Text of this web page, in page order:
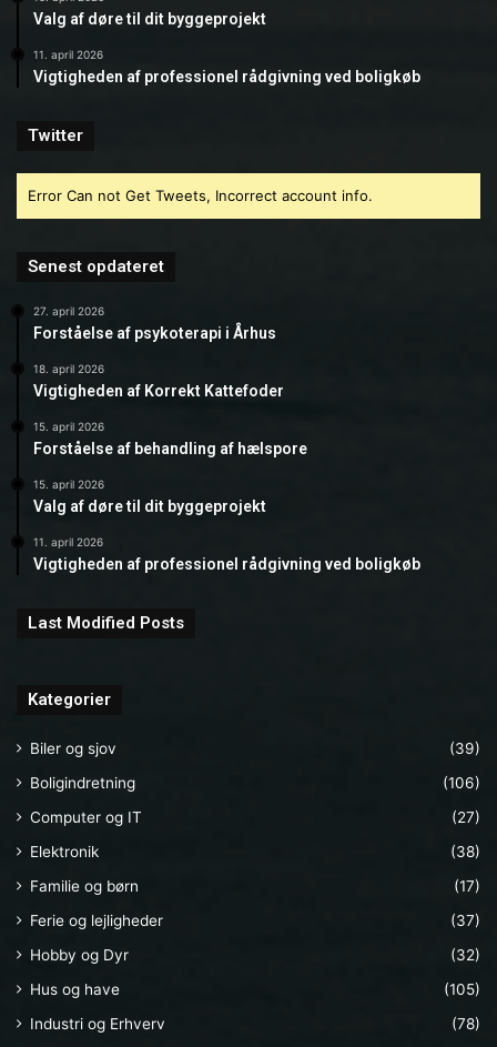
Valg af døre til dit byggeprojekt
11. april 2026
Vigtigheden af professionel rådgivning ved boligkøb
Twitter
Error Can not Get Tweets, Incorrect account info.
Senest opdateret
27. april 2026
Forståelse af psykoterapi i Århus
18. april 2026
Vigtigheden af Korrekt Kattefoder
15. april 2026
Forståelse af behandling af hælspore
15. april 2026
Valg af døre til dit byggeprojekt
11. april 2026
Vigtigheden af professionel rådgivning ved boligkøb
Last Modified Posts
Kategorier
Biler og sjov
(39)
Boligindretning
(106)
Computer og IT
(27)
Elektronik
(38)
Familie og børn
(17)
Ferie og lejligheder
(37)
Hobby og Dyr
(32)
Hus og have
(105)
Industri og Erhverv
(78)